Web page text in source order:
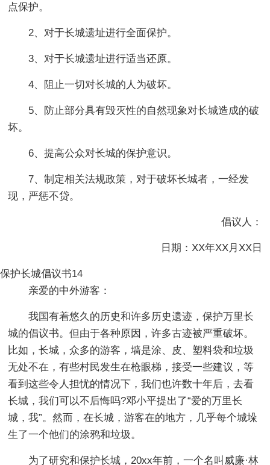
点保护。
2、对于长城遗址进行全面保护。
3、对于长城遗址进行适当还原。
4、阻止一切对长城的人为破坏。
5、防止部分具有毁灭性的自然现象对长城造成的破
坏。
6、提高公众对长城的保护意识。
7、制定相关法规政策，对于破坏长城者，一经发
现，严惩不贷。
倡议人：
日期：XX年XX月XX日
保护长城倡议书14
亲爱的中外游客：
我国有着悠久的历史和许多历史遗迹，保护万里长
城的倡议书。但由于各种原因，许多古迹被严重破坏。
比如，长城，众多的游客，墙是涂、皮、塑料袋和垃圾
无处不在，有些村民发生在枪眼梯，接受一些建议，等
看到这些令人担忧的情况下，我们也许数十年后，去看
长城，我们可以不后悔吗?邓小平提出了“爱的万里长
城，我”。然而，在长城，游客在的地方，几乎每个城垛
生了一个他们的涂鸦和垃圾。
为了研究和保护长城，20xx年前，一个名叫威廉·林